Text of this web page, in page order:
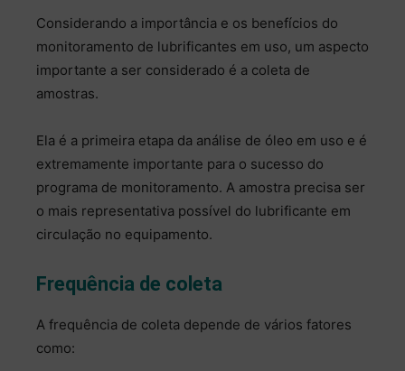
Considerando a importância e os benefícios do
monitoramento de lubrificantes em uso, um aspecto
importante a ser considerado é a coleta de
amostras.
Ela é a primeira etapa da análise de óleo em uso e é
extremamente importante para o sucesso do
programa de monitoramento. A amostra precisa ser
o mais representativa possível do lubrificante em
circulação no equipamento.
Frequência de coleta
A frequência de coleta depende de vários fatores
como: